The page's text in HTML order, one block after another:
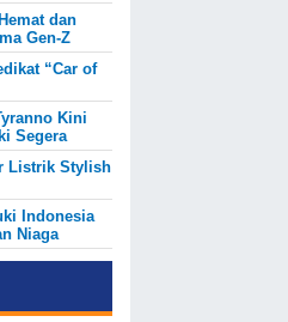
dan
Gen-Z
“Car of
Kini
Segera
Listrik Stylish
Indonesia
Niaga